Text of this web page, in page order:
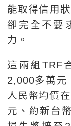
能取得信用
卻完全不要
力。
這兩組TRF
2,000多萬元
人民幣均價
元、約新台